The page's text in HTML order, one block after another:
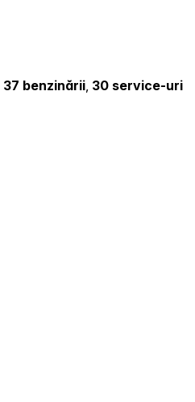
37 benzinării, 30 service-uri